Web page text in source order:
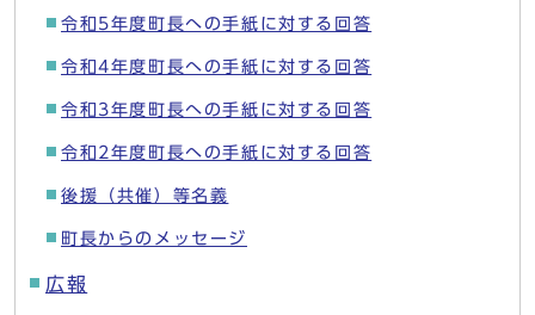
令和5年度町長への手紙に対する回答
令和4年度町長への手紙に対する回答
令和3年度町長への手紙に対する回答
令和2年度町長への手紙に対する回答
後援（共催）等名義
町長からのメッセージ
広報